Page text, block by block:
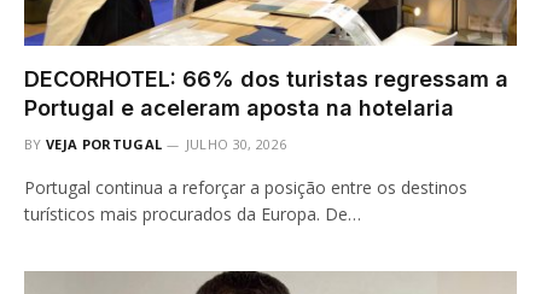
DECORHOTEL: 66% dos turistas regressam a
Portugal e aceleram aposta na hotelaria
BY VEJA PORTUGAL JULHO 30, 2026
Portugal continua a reforçar a posição entre os destinos
turísticos mais procurados da Europa. De…